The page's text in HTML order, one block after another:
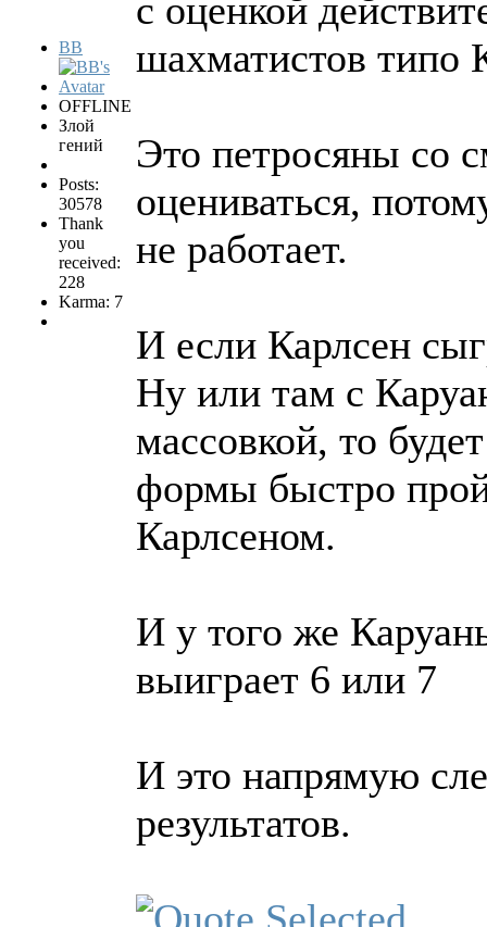
BB
OFFLINE
Злой
гений
Posts:
30578
Thank
you
received:
228
Karma: 7
с оценкой
шахматистов типо
Это петросяны со
оцениваться,
не работает.
И если Карлсен
Ну или там с
массовкой, то
формы быстро
Карлсеном.
И у того же
выиграет 6 или 7
И это напрямую
результатов.